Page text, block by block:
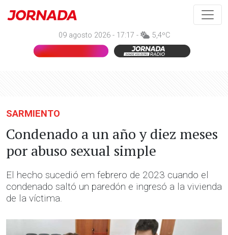
09 agosto 2026 - 17:17 - 5,4ºC
SARMIENTO
Condenado a un año y diez meses
por abuso sexual simple
El hecho sucedió em febrero de 2023 cuando el
condenado saltó un paredón e ingresó a la vivienda
de la víctima.